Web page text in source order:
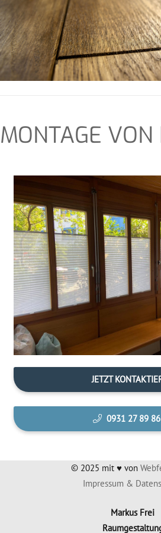
MON­TA­GE VON
JETZT
0931 27 89
© 2025 mit ♥ von
Impres­sum &
Mar­kus Frei